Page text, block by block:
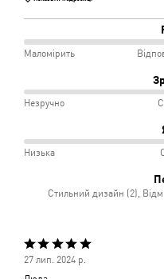
50%
Маломірить
розміру
Маломірить
100%
Незручно
Незручно
100%
Низька
Низька
Стильний дизайн (2),
Оцінено
5
27 лип. 2024 р.